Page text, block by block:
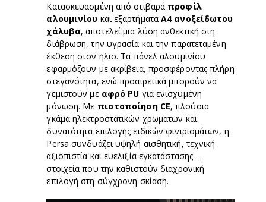
Κατασκευασμένη από στιβαρά προφίλ
αλουμινίου και εξαρτήματαA4 ανοξείδωτου
χάλυβα, αποτελεί μια λύση ανθεκτική στη
διάβρωση, την υγρασία και την παρατεταμένη
έκθεση στον ήλιο. Τα πάνελ αλουμινίου
εφαρμόζουν με ακρίβεια, προσφέροντας πλήρη
στεγανότητα, ενώ προαιρετικά μπορούν να
γεμιστούν με αφρό PU για ενισχυμένη
μόνωση. Με πιστοποίηση CE, πλούσια
γκάμα ηλεκτροστατικών χρωμάτων και
δυνατότητα επιλογής ειδικών φινιρισμάτων, η
Persa συνδυάζει υψηλή αισθητική, τεχνική
αξιοπιστία και ευελιξία εγκατάστασης —
στοιχεία που την καθιστούν διαχρονική
επιλογή στη σύγχρονη σκίαση.